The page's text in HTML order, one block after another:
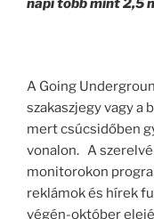
napi több mint 2,5
A Going
szakaszjegy vagy a
mert csúcsidőben
vonalon. A
monitorokon
reklámok és hírek
végén-október